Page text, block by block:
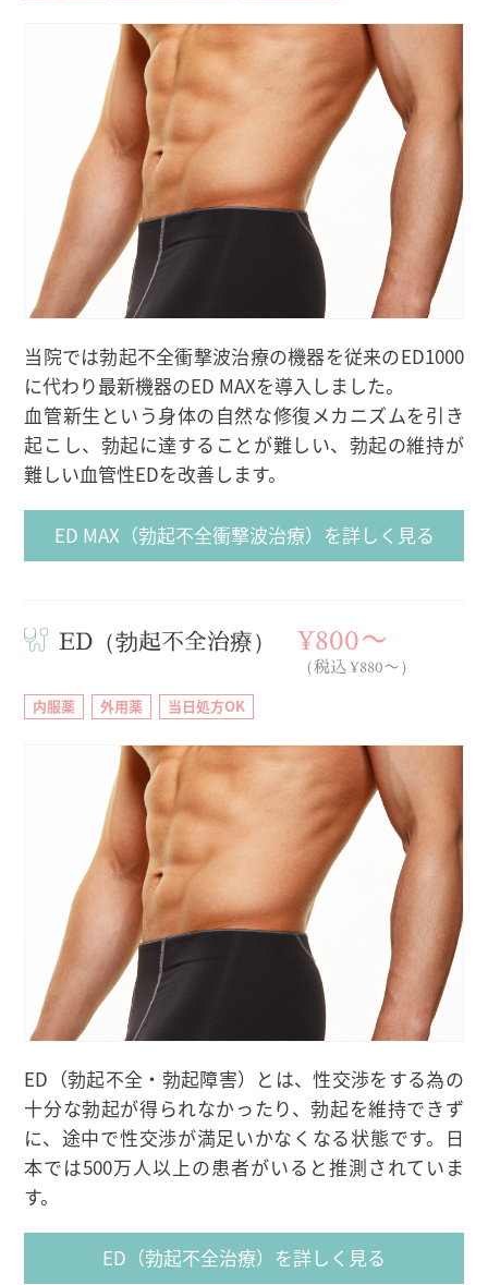
当院では勃起不全衝撃波治療の機器を従来のED1000
に代わり最新機器のED MAXを導入しました。
血管新生という身体の自然な修復メカニズムを引き
起こし、勃起に達することが難しい、勃起の維持が
難しい血管性EDを改善します。
ED MAX（勃起不全衝撃波治療）を詳しく見る
ED（勃起不全治療） ¥800〜
（税込 ¥880〜）
内服薬 外用薬 当日処方OK
ED（勃起不全・勃起障害）とは、性交渉をする為の
十分な勃起が得られなかったり、勃起を維持できず
に、途中で性交渉が満足いかなくなる状態です。日
本では500万人以上の患者がいると推測されていま
す。
ED（勃起不全治療）を詳しく見る